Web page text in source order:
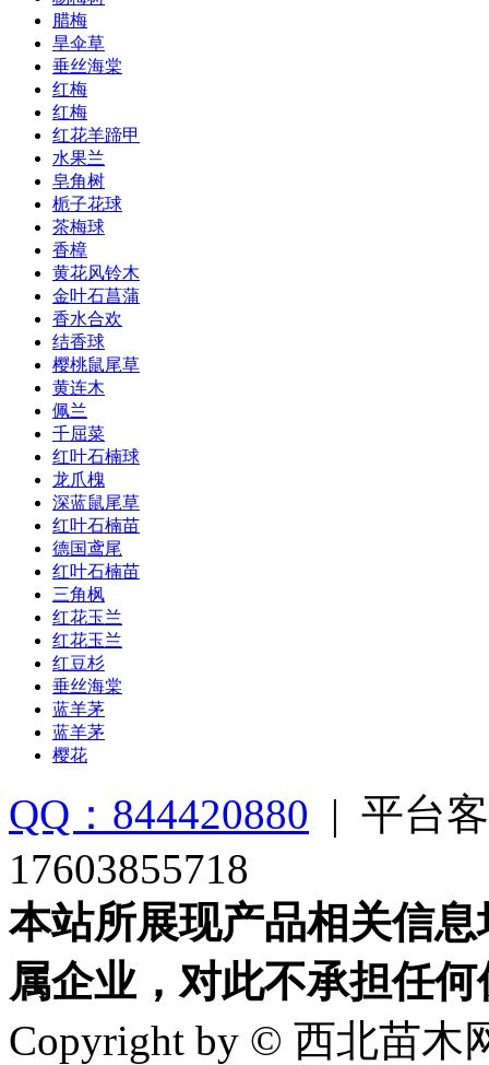
腊梅
旱伞草
垂丝海棠
红梅
红梅
红花羊蹄甲
水果兰
皂角树
栀子花球
茶梅球
香樟
黄花风铃木
金叶石菖蒲
香水合欢
结香球
樱桃鼠尾草
黄连木
佩兰
千屈菜
红叶石楠球
龙爪槐
深蓝鼠尾草
红叶石楠苗
德国鸢尾
红叶石楠苗
三角枫
红花玉兰
红花玉兰
红豆杉
垂丝海棠
蓝羊茅
蓝羊茅
樱花
QQ：844420880 | 平台
17603855718
本站所展现产品相关信
属企业，对此不承担任
Copyright by © 西北苗木